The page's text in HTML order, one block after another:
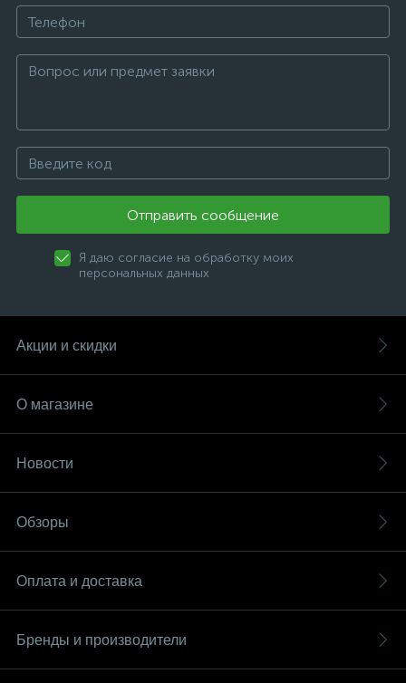
Отправить сообщение
Я даю согласие на обработку моих
персональных данных
Акции и скидки
О магазине
Новости
Обзоры
Оплата и доставка
Бренды и производители